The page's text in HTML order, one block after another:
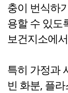
충이 번식하
용할 수 있도
보건지소에
특히 가정과
빈 화분, 플